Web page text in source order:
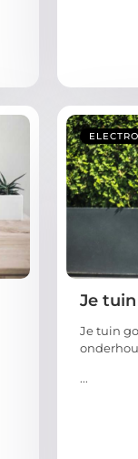
Je
Je tuin
...